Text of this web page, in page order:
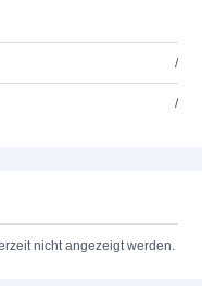
/
/
nicht angezeigt werden.